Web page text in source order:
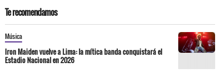
Te recomendamos
Música
Iron Maiden vuelve a Lima: la mítica banda conquistará el
Estadio Nacional en 2026